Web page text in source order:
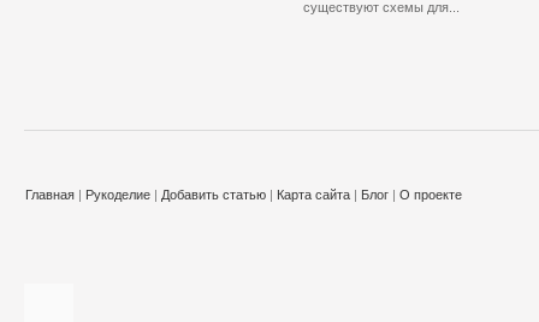
существуют схемы для...
Главная | Рукоделие | Добавить статью | Карта сайта | Блог | О проекте